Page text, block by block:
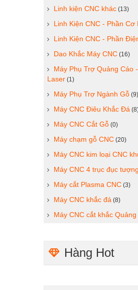
Linh kiện CNC khác (13)
Linh Kiện CNC - Phần Cơ
Linh Kiện CNC - Phần
Dao Khắc Máy CNC (16)
Máy Phụ Trợ Quảng Cáo
Laser (1)
Máy Phụ Trợ Ngành Gỗ (9)
Máy CNC Điêu Khắc Đá
Máy CNC Cắt Gỗ (0)
Máy chạm gỗ CNC (20)
Máy CNC kim loại CNC
Máy CNC 4 trục đục tượng
Máy cắt Plasma CNC (3)
Máy CNC khắc đá (8)
Máy CNC cắt khắc
Hàng Hot